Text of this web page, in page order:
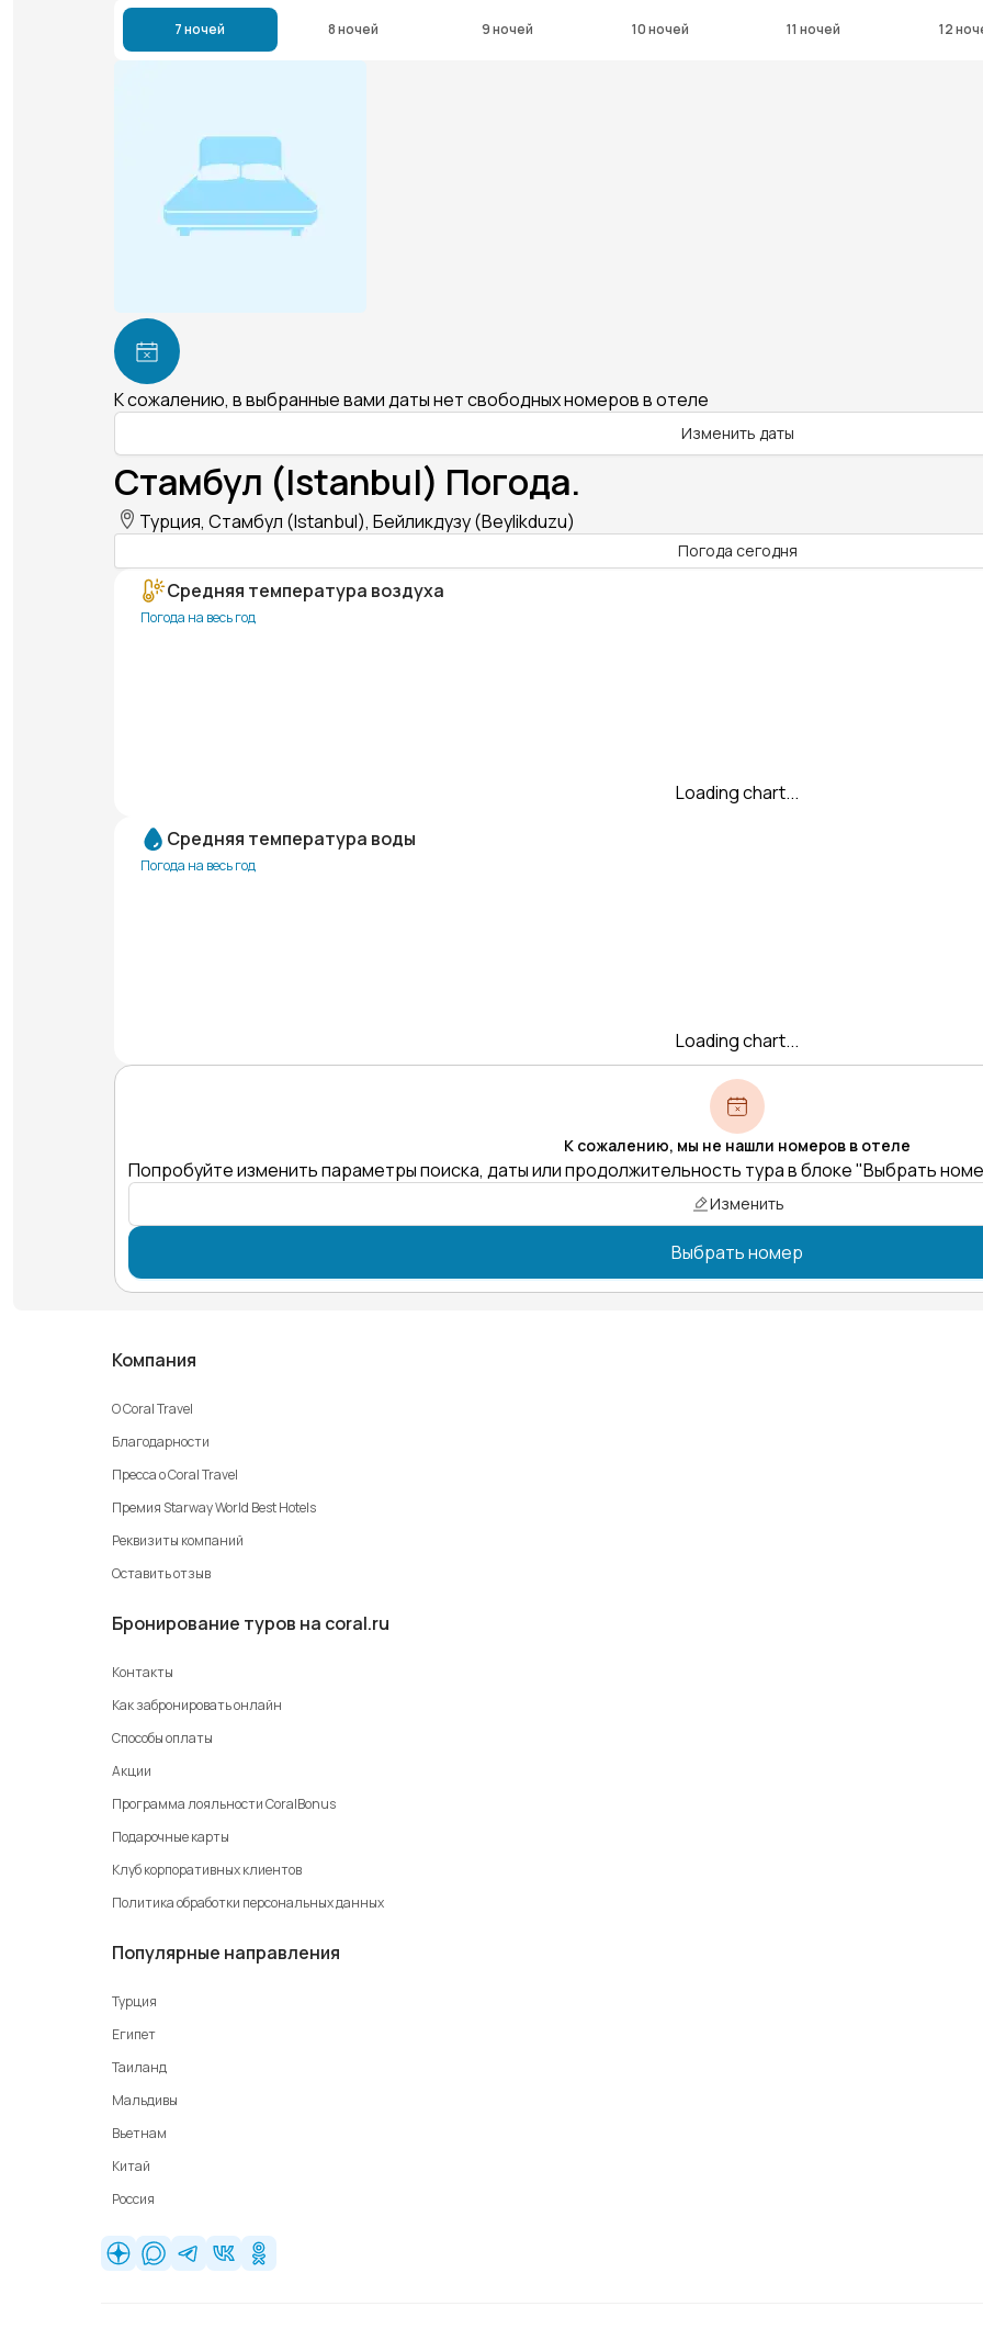
7 ночей 8 ночей 9 ночей 10 ночей 11 ночей 12
К сожалению, в выбранные вами даты нет свободных номеров в отеле
Изменить даты
Стамбул (Istanbul) Погода.
Турция, Стамбул (Istanbul), Бейликдузу (Beylikduzu)
Погода сегодня
Средняя температура воздуха
Погода на весь год
Loading chart...
Средняя температура воды
Погода на весь год
Loading chart...
К сожалению, мы не нашли номеров в отеле
Попробуйте изменить параметры поиска, даты или продолжительность тура в блоке "Выбрать
Изменить
Выбрать номер
Компания
О Coral Travel
Благодарности
Пресса о Coral Travel
Премия Starway World Best Hotels
Реквизиты компаний
Оставить отзыв
Бронирование туров на coral.ru
Контакты
Как забронировать онлайн
Способы оплаты
Акции
Программа лояльности CoralBonus
Подарочные карты
Клуб корпоративных клиентов
Политика обработки персональных данных
Популярные направления
Турция
Египет
Таиланд
Мальдивы
Вьетнам
Китай
Россия